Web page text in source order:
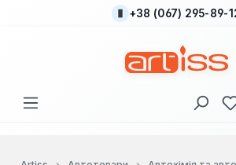
Перейти до основного вмісту
+38 (067) 295-89-